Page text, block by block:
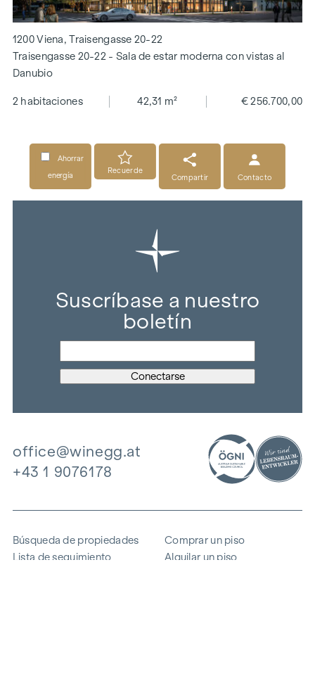
1200 Viena, Traisengasse 20-22
Traisengasse 20-22 - Sala de estar moderna con vistas al
Danubio
2 habitaciones 42,31 m² € 256.700,00
Ahorrar
energía
Recuerde
Compartir
Contacto
Suscríbase a nuestro
boletín
office@winegg.at
+43 1 9076178
Búsqueda de propiedades
Lista de seguimiento
Comprar un piso
Alquilar un piso